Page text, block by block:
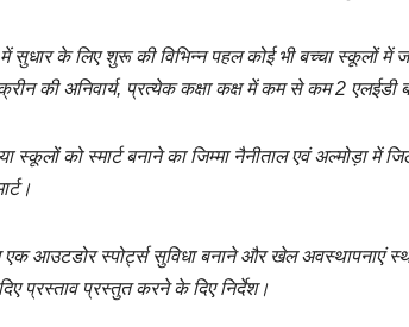
p
p
n
k
में सुधार के लिए शुरू की विभिन्न पहल कोई भी बच्चा स्कूलों में
की अनिवार्य, प्रत्येक कक्षा कक्ष में कम से कम 2 एलईडी
स्कूलों को स्मार्ट बनाने का जिम्मा नैनीताल एवं अल्मोड़ा में
आउटडोर स्पोर्ट्स सुविधा बनाने और खेल अवस्थापनाएं
दिए प्रस्ताव प्रस्तुत करने के दिए निर्देश।